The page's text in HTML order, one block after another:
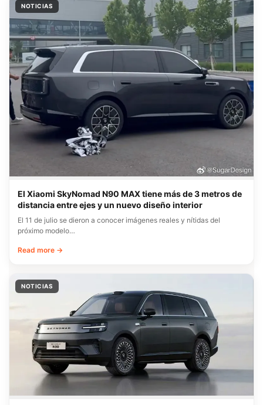
NOTICIAS
El Xiaomi SkyNomad N90 MAX tiene más de 3 metros de
distancia entre ejes y un nuevo diseño interior
El 11 de julio se dieron a conocer imágenes reales y nítidas del
próximo modelo…
Read more →
NOTICIAS